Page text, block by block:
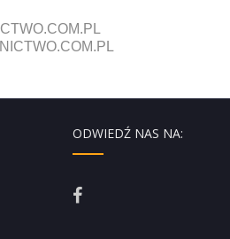
ODWIEDŹ NAS NA: